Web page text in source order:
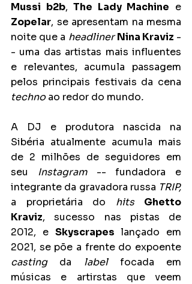
Mussi b2b, The Lady Machine
Zopelar, se apresentam na mesma
noite que a headliner Nina Kraviz -
- uma das artistas mais influentes
e relevantes, acumula passagem
techno ao redor do mundo.
A DJ e produtora nascida na
Sibéria atualmente acumula mais
de 2 milhões de seguidores em
seu Instagram -- fundadora e
integrante da gravadora russa
a proprietária do hits Ghetto
Kraviz, sucesso nas pistas de
2012, e Skyscrapes lançado em
casting da label focada em
músicas e artirstas que veem